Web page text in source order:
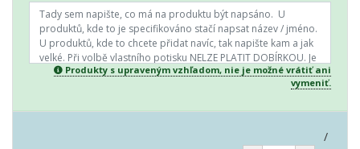
Produkty s upraveným vzhľadom, nie je možné vrátiť ani
vymeniť.
/